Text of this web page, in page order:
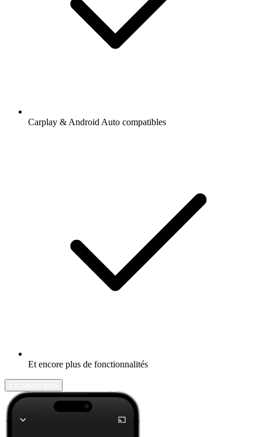
Carplay & Android Auto compatibles
Et encore plus de fonctionnalités